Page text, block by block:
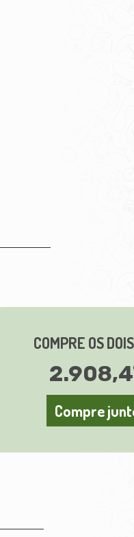
COMPRE OS
Compre